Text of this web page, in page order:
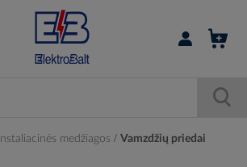
Prisijungti /
Instaliacinės medžiagos Vamzdžių priedai